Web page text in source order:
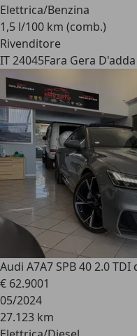
Elettrica/Benzina
1,5 l/100 km (comb.)
Rivenditore
IT 24045Fara Gera
Audi A7A7 SPB 40 2.0
€ 62.9001
05/2024
27.123 km